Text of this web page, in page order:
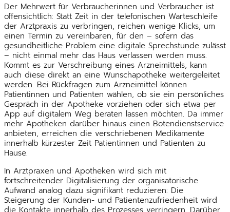
Der Mehrwert für Verbraucherinnen und Verbraucher ist
offensichtlich: Statt Zeit in der telefonischen Warteschleife
der Arztpraxis zu verbringen, reichen wenige Klicks, um
einen Termin zu vereinbaren, für den – sofern das
gesundheitliche Problem eine digitale Sprechstunde zulässt
– nicht einmal mehr das Haus verlassen werden muss.
Kommt es zur Verschreibung eines Arzneimittels, kann
auch diese direkt an eine Wunschapotheke weitergeleitet
werden. Bei Rückfragen zum Arzneimittel können
Patientinnen und Patienten wählen, ob sie ein persönliches
Gespräch in der Apotheke vorziehen oder sich etwa per
App auf digitalem Weg beraten lassen möchten. Da immer
mehr Apotheken darüber hinaus einen Botendienstservice
anbieten, erreichen die verschriebenen Medikamente
innerhalb kürzester Zeit Patientinnen und Patienten zu
Hause.
In Arztpraxen und Apotheken wird sich mit
fortschreitender Digitalisierung der organisatorische
Aufwand analog dazu signifikant reduzieren: Die
Steigerung der Kunden- und Patientenzufriedenheit wird